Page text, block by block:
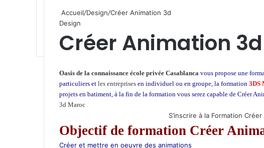
Accueil/Design/Créer Animation 3d
Design
Créer Animation 3d
h
a
t
s
p
p
Oasis de la connaissance école privée Casablanca vous propose une
particuliers et les entreprises en individuel ou en groupe, la formation 3DS
projets en batiment, à la fin de la formation vous serez capable de Créer
3d Maroc
S’inscrire à la Formation
Objectif de formation Créer
Créer et mettre en oeuvre des animations